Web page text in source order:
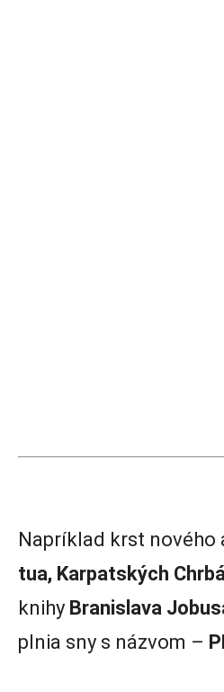
Napríklad krst nového
tua, Karpatských
knihy Branislava
plnia sny s názvom –